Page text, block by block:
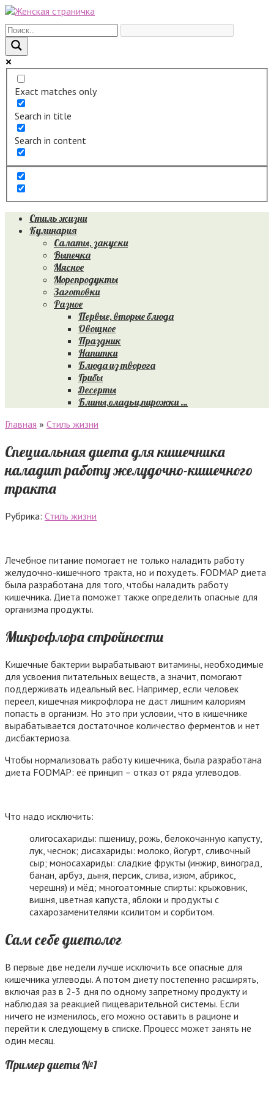
Перейти
к
контенту
Exact matches only
Search in title
Search in content
Стиль жизни
Кулинария
Салаты, закуски
Выпечка
Мясное
Морепродукты
Заготовки
Разное
Первые, вторые блюда
Овощное
Праздник
Напитки
Блюда из творога
Грибы
Десерты
Блины,оладьи,пирожки …
Главная » Стиль жизни
Специальная диета для кишечника
наладит работу желудочно-кишечного
тракта
Рубрика: Стиль жизни
Лечебное питание помогает не только наладить работу
желудочно-кишечного тракта, но и похудеть. FODMAP диета
была разработана для того, чтобы наладить работу
кишечника. Диета поможет также определить опасные для
организма продукты.
Микрофлора стройности
Кишечные бактерии вырабатывают витамины, необходимые
для усвоения питательных веществ, а значит, помогают
поддерживать идеальный вес. Например, если человек
переел, кишечная микрофлора не даст лишним калориям
попасть в организм. Но это при условии, что в кишечнике
вырабатывается достаточное количество ферментов и нет
дисбактериоза.
Чтобы нормализовать работу кишечника, была разработана
диета FODMAP: её принцип – отказ от ряда углеводов.
Что надо исключить:
олигосахариды: пшеницу, рожь, белокочанную капусту,
лук, чеснок; дисахариды: молоко, йогурт, сливочный
сыр; моносахариды: сладкие фрукты (инжир, виноград,
банан, арбуз, дыня, персик, слива, изюм, абрикос,
черешня) и мёд; многоатомные спирты: крыжовник,
вишня, цветная капуста, яблоки и продукты с
сахарозаменителями ксилитом и сорбитом.
Сам себе диетолог
В первые две недели лучше исключить все опасные для
кишечника углеводы. А потом диету постепенно расширять,
включая раз в 2-3 дня по одному запретному продукту и
наблюдая за реакцией пищеварительной системы. Если
ничего не изменилось, его можно оставить в рационе и
перейти к следующему в списке. Процесс может занять не
один месяц.
Пример диеты №1